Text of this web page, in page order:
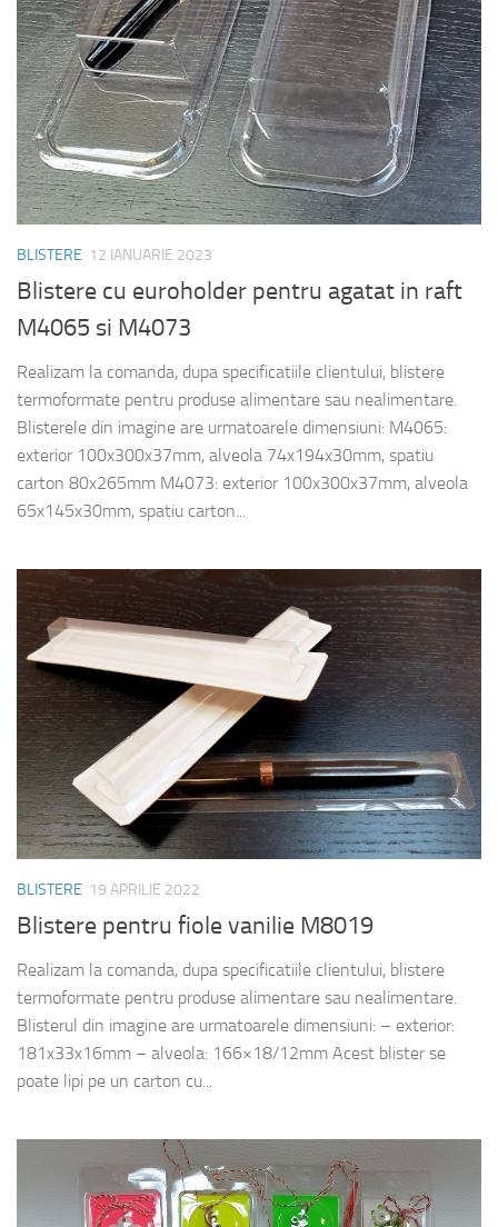
BLISTERE 12 IANUARIE 2023
Blistere cu euroholder pentru agatat in raft
M4065 si M4073
Realizam la comanda, dupa specificatiile clientului, blistere
termoformate pentru produse alimentare sau nealimentare.
Blisterele din imagine are urmatoarele dimensiuni: M4065:
exterior 100x300x37mm, alveola 74x194x30mm, spatiu
carton 80x265mm M4073: exterior 100x300x37mm, alveola
65x145x30mm, spatiu carton...
BLISTERE 19 APRILIE 2022
Blistere pentru fiole vanilie M8019
Realizam la comanda, dupa specificatiile clientului, blistere
termoformate pentru produse alimentare sau nealimentare.
Blisterul din imagine are urmatoarele dimensiuni: – exterior:
181x33x16mm – alveola: 166×18/12mm Acest blister se
poate lipi pe un carton cu...